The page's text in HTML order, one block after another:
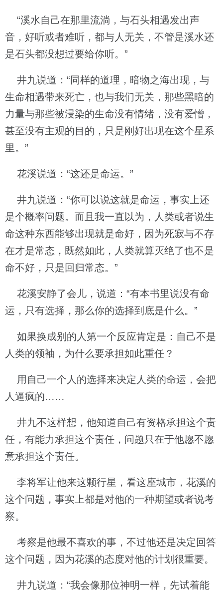
“溪水自己在那里流淌，与石头相遇发出声
音，好听或者难听，都与人无关，不管是溪水还
是石头都没想过要给你听。”
井九说道：“同样的道理，暗物之海出现，与
生命相遇带来死亡，也与我们无关，那些黑暗的
力量与那些被浸染的生命没有情绪，没有爱憎，
甚至没有主观的目的，只是刚好出现在这个星系
里。”
花溪说道：“这还是命运。”
井九说道：“你可以说这就是命运，事实上还
是个概率问题。而且我一直以为，人类或者说生
命这种东西能够出现就是命好，因为死寂与不存
在才是常态，既然如此，人类就算灭绝了也不是
命不好，只是回归常态。”
花溪安静了会儿，说道：“有本书里说没有命
运，只有选择，那么你的选择到底是什么。”
如果换成别的人第一个反应肯定是：自己不是
人类的领袖，为什么要承担如此重任？
用自己一个人的选择来决定人类的命运，会把
人逼疯的……
井九不这样想，他知道自己有资格承担这个责
任，有能力承担这个责任，问题只在于他愿不愿
意承担这个责任。
李将军让他来这颗行星，看这座城市，花溪的
这个问题，事实上都是对他的一种期望或者说考
察。
考察是他最不喜欢的事，不过他还是决定回答
这个问题，因为花溪的态度对他的计划很重要。
井九说道：“我会像那位神明一样，先试着能